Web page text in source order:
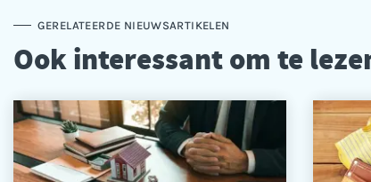
GERELATEERDE NIEUWSARTIKELEN
Ook interessant om te